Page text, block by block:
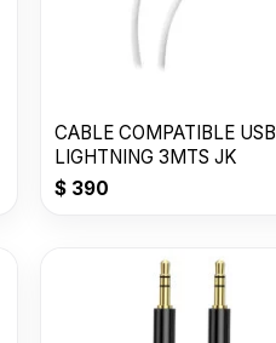
CABLE COMPATIBLE USB
LIGHTNING 3MTS JK
$390